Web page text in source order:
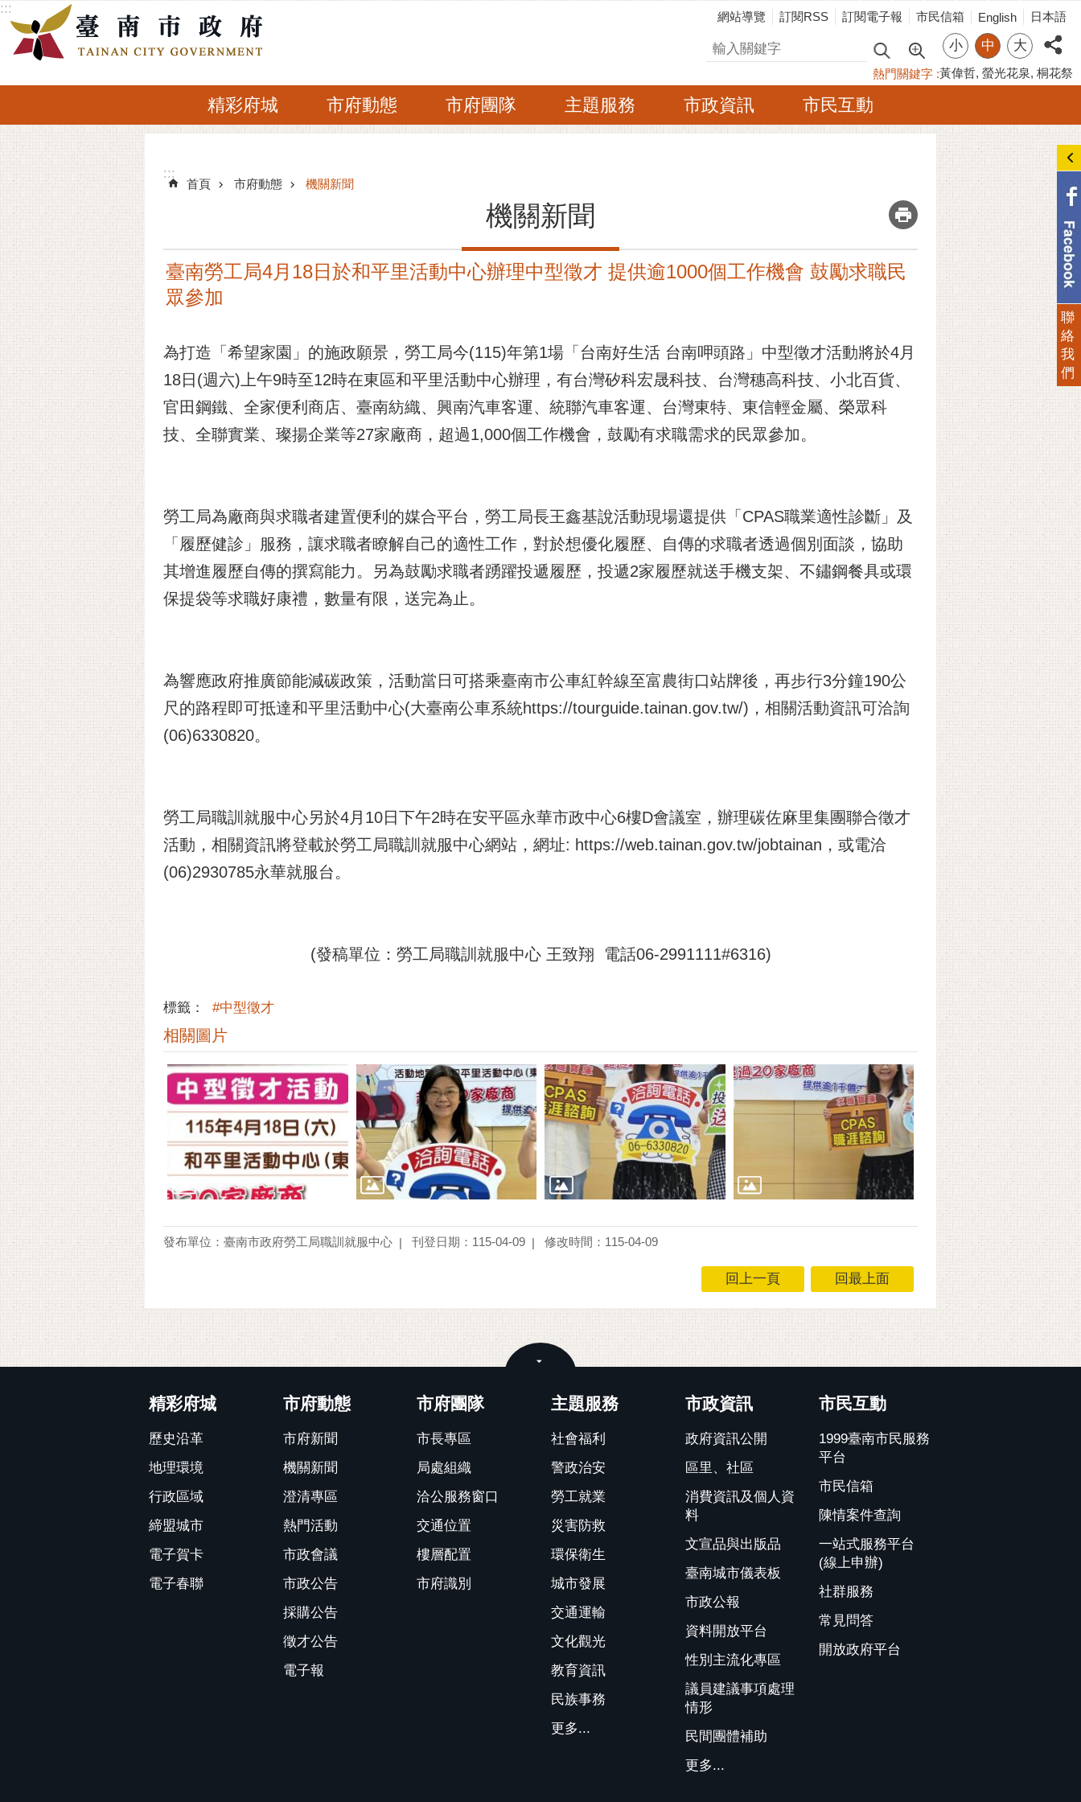
跳到主要內容區塊
:::
網站導覽 訂閱RSS 訂閱電子報 市民信箱 English 日本語
搜尋 小 中 大
熱門關鍵字 黃偉哲 螢光花泉 桐花祭
精彩府城 市府動態 市府團隊 主題服務 市政資訊 市民互動
:::
:::
首頁 市府動態 機關新聞
機關新聞 _
臺南勞工局4月18日於和平里活動中心辦理中型徵才 提供逾1000個工作機會 鼓勵求職民
眾參加
為打造「希望家園」的施政願景，勞工局今(115)年第1場「台南好生活 台南呷頭路」中型徵才活動將於4月
18日(週六)上午9時至12時在東區和平里活動中心辦理，有台灣矽科宏晟科技、台灣穗高科技、小北百貨、
官田鋼鐵、全家便利商店、臺南紡織、興南汽車客運、統聯汽車客運、台灣東特、東信輕金屬、榮眾科
技、全聯實業、璨揚企業等27家廠商，超過1,000個工作機會，鼓勵有求職需求的民眾參加。
勞工局為廠商與求職者建置便利的媒合平台，勞工局長王鑫基說活動現場還提供「CPAS職業適性診斷」及
「履歷健診」服務，讓求職者瞭解自己的適性工作，對於想優化履歷、自傳的求職者透過個別面談，協助
其增進履歷自傳的撰寫能力。另為鼓勵求職者踴躍投遞履歷，投遞2家履歷就送手機支架、不鏽鋼餐具或環
保提袋等求職好康禮，數量有限，送完為止。
為響應政府推廣節能減碳政策，活動當日可搭乘臺南市公車紅幹線至富農街口站牌後，再步行3分鐘190公
尺的路程即可抵達和平里活動中心(大臺南公車系統https://tourguide.tainan.gov.tw/)，相關活動資訊可洽詢
(06)6330820。
勞工局職訓就服中心另於4月10日下午2時在安平區永華市政中心6樓D會議室，辦理碳佐麻里集團聯合徵才
活動，相關資訊將登載於勞工局職訓就服中心網站，網址: https://web.tainan.gov.tw/jobtainan，或電洽
(06)2930785永華就服台。
(發稿單位：勞工局職訓就服中心 王致翔 電話06-2991111#6316)
標籤： #中型徵才
相關圖片
發布單位：臺南市政府勞工局職訓就服中心 刊登日期：115-04-09 修改時間：115-04-09
回上一頁 回最上面
精彩府城
歷史沿革
地理環境
行政區域
締盟城市
電子賀卡
電子春聯
市府動態
市府新聞
機關新聞
澄清專區
熱門活動
市政會議
市政公告
採購公告
徵才公告
電子報
市府團隊
市長專區
局處組織
洽公服務窗口
交通位置
樓層配置
市府識別
主題服務
社會福利
警政治安
勞工就業
災害防救
環保衛生
城市發展
交通運輸
文化觀光
教育資訊
民族事務
更多...
市政資訊
政府資訊公開
區里、社區
消費資訊及個人資
料
文宣品與出版品
臺南城市儀表板
市政公報
資料開放平台
性別主流化專區
議員建議事項處理
情形
民間團體補助
更多...
市民互動
1999臺南市民服務
平台
市民信箱
陳情案件查詢
一站式服務平台
(線上申辦)
社群服務
常見問答
開放政府平台
聯
絡
我
們